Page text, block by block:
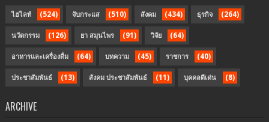
ไฮไลท์ (524) จับกระแส (510) สังคม (434) ธุรกิจ (264)
นวัตกรรม (126) ยา สมุนไพร (91) วิจัย (64)
อาหารและเครื่องดื่ม (64) บทความ (45) ราชการ (40)
ประชาสัมพันธ์ (13) สังคม ประชาสัมพันธ์ (11) บุคคลดีเด่น (8)
ARCHIVE